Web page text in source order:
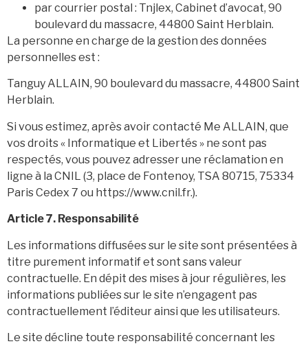
par courrier postal : Tnjlex, Cabinet d’avocat, 90
boulevard du massacre, 44800 Saint Herblain.
La personne en charge de la gestion des données
personnelles est :
Tanguy ALLAIN, 90 boulevard du massacre, 44800 Saint
Herblain.
Si vous estimez, après avoir contacté Me ALLAIN, que
vos droits « Informatique et Libertés » ne sont pas
respectés, vous pouvez adresser une réclamation en
ligne à la CNIL (3, place de Fontenoy, TSA 80715, 75334
Paris Cedex 7 ou https://www.cnil.fr.).
Article 7. Responsabilité
Les informations diffusées sur le site sont présentées à
titre purement informatif et sont sans valeur
contractuelle. En dépit des mises à jour régulières, les
informations publiées sur le site n’engagent pas
contractuellement l’éditeur ainsi que les utilisateurs.
Le site décline toute responsabilité concernant les